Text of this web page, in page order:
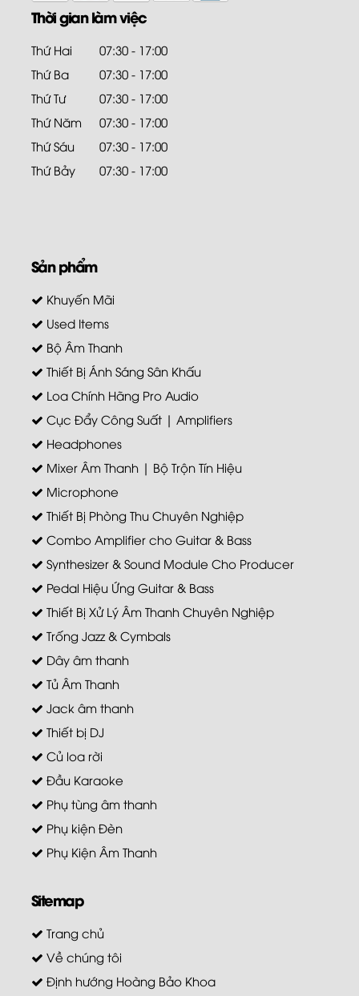
Thời gian làm việc
Thứ Hai
07:30 - 17:00
Thứ Ba
07:30 - 17:00
Thứ Tư
07:30 - 17:00
Thứ Năm
07:30 - 17:00
Thứ Sáu
07:30 - 17:00
Thứ Bảy
07:30 - 17:00
Sản phẩm
Khuyến Mãi
Used Items
Bộ Âm Thanh
Thiết Bị Ánh Sáng Sân Khấu
Loa Chính Hãng Pro Audio
Cục Đẩy Công Suất | Amplifiers
Headphones
Mixer Âm Thanh | Bộ Trộn Tín Hiệu
Microphone
Thiết Bị Phòng Thu Chuyên Nghiệp
Combo Amplifier cho Guitar & Bass
Synthesizer & Sound Module Cho Producer
Pedal Hiệu Ứng Guitar & Bass
Thiết Bị Xử Lý Âm Thanh Chuyên Nghiệp
Trống Jazz & Cymbals
Dây âm thanh
Tủ Âm Thanh
Jack âm thanh
Thiết bị DJ
Củ loa rời
Đầu Karaoke
Phụ tùng âm thanh
Phụ kiện Đèn
Phụ Kiện Âm Thanh
Sitemap
Trang chủ
Về chúng tôi
Định hướng Hoàng Bảo Khoa